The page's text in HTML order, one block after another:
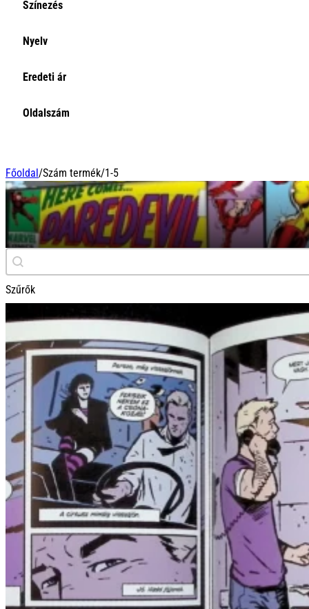
Select content
Színezés
Select content
Nyelv
Select content
Eredeti ár
Select content
Oldalszám
Főoldal /Szám termék/1-5
1-5
Keresés
Search content
Szűrők